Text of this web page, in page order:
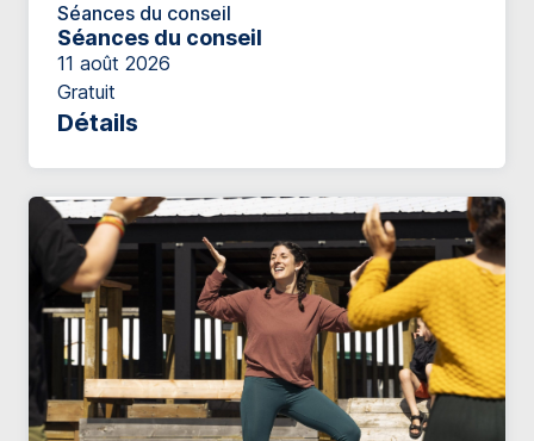
Séances du conseil
Séances du conseil
11 août 2026
Gratuit
Détails